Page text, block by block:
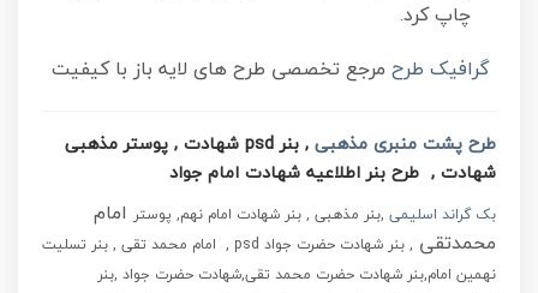
چاپ کرد.
گرافیک طرح مرجع تخصصی طرح های لایه باز با کیفیت
طرح پشت منبری مذهبی
, بنر psd شهادت , پوستر مذهبی
شهادت , طرح بنر اطلاعیه شهادت امام جواد
بک گراند اسلیمی ,بنر مذهبی , بنر شهادت امام نهم, پوستر امام
محمدتقی
, بنر شهادت حضرت جواد psd , امام محمد تقی , بنر تسلیت
نهمین امام,بنر شهادت حضرت محمد تقی,شهادت حضرت جواد ,بنر